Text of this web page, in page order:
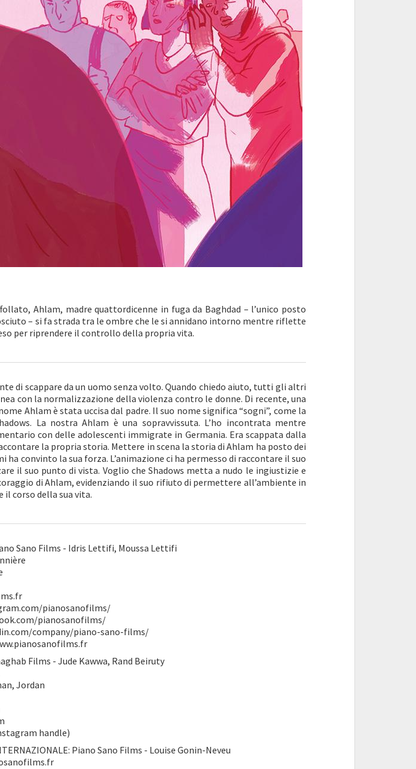
Ahlam, madre quattordicenne in fuga da Baghdad – l’unico posto
– si fa strada tra le ombre che le si annidano intorno mentre riflette
per riprendere il controllo della propria vita.
di scappare da un uomo senza volto. Quando chiedo aiuto, tutti gli altri
con la normalizzazione della violenza contro le donne. Di recente, una
Ahlam è stata uccisa dal padre. Il suo nome significa “sogni”, come la
La nostra Ahlam è una sopravvissuta. L’ho incontrata mentre
con delle adolescenti immigrate in Germania. Era scappata dalla
la propria storia. Mettere in scena la storia di Ahlam ha posto dei
ha convinto la sua forza. L’animazione ci ha permesso di raccontare il suo
il suo punto di vista. Voglio che Shadows metta a nudo le ingiustizie e
di Ahlam, evidenziando il suo rifiuto di permettere all’ambiente in
il corso della sua vita.
Sano Films - Idris Lettifi, Moussa Lettifi
pianosanofilms/
pianosanofilms/
company/piano-sano-films/
Films - Jude Kawwa, Rand Beiruty
Jordan
handle)
Piano Sano Films - Louise Gonin-Neveu